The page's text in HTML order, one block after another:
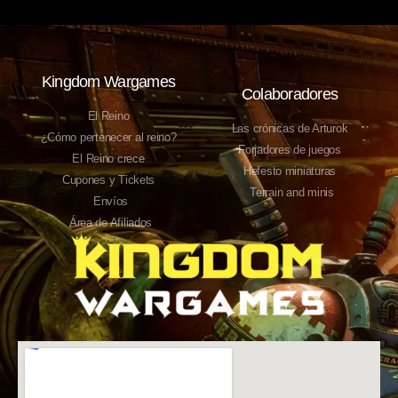
Kingdom Wargames
El Reino
¿Cómo pertenecer al reino?
El Reino crece
Cupones y Tickets
Envíos
Área de Afiliados
Colaboradores
Las crónicas de Arturok
Forjadores de juegos
Hefesto miniaturas
Terrain and minis